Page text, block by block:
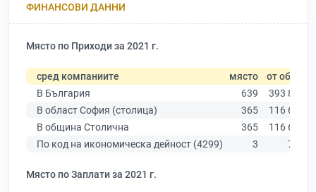
ФИНАНСОВИ ДАННИ
Място по Приходи за 2021 г.
сред компаниите място от общо
В България
639
393 881
В област София (столица)
365
116 667
В община Столична
365
116 667
По код на икономическа дейност (4299)
3 786
Място по Заплати за 2021 г.